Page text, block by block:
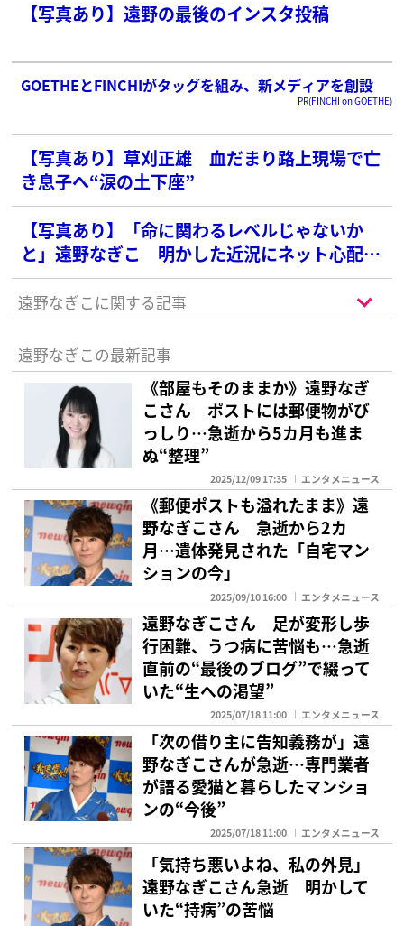
【写真あり】遠野の最後のインスタ投稿
GOETHEとFINCHIがタッグを組み、新メディアを創設
PR(FINCHI on GOETHE)
【写真あり】草刈正雄 血だまり路上現場で亡
き息子へ“涙の土下座”
【写真あり】「命に関わるレベルじゃないか
と」遠野なぎこ 明かした近況にネット心配
「命を削りながら生きている様に」
遠野なぎこに関する記事
遠野なぎこの最新記事
《部屋もそのままか》遠野なぎ
こさん ポストには郵便物がび
っしり…急逝から5カ月も進ま
ぬ“整理”
2025/12/09 17:35 エンタメニュース
《郵便ポストも溢れたまま》遠
野なぎこさん 急逝から2カ
月…遺体発見された「自宅マン
ションの今」
2025/09/10 16:00 エンタメニュース
遠野なぎこさん 足が変形し歩
行困難、うつ病に苦悩も…急逝
直前の“最後のブログ”で綴って
いた“生への渇望”
2025/07/18 11:00 エンタメニュース
「次の借り主に告知義務が」遠
野なぎこさんが急逝…専門業者
が語る愛猫と暮らしたマンショ
ンの“今後”
2025/07/18 11:00 エンタメニュース
「気持ち悪いよね、私の外見」
遠野なぎこさん急逝 明かして
いた“持病”の苦悩